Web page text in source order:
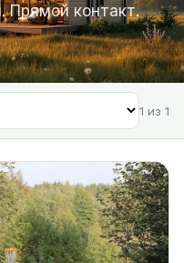
Прямой контакт.
1 из 1